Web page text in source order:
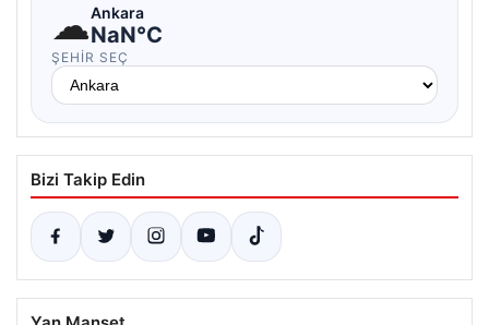
☁Ankara
NaN°C
ŞEHIR SEÇ
Bizi Takip Edin